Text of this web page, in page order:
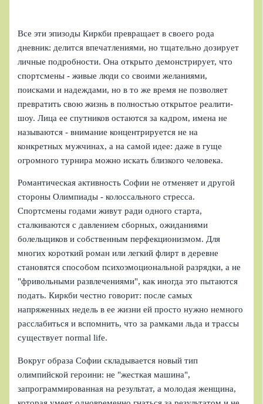
Все эти эпизоды Киркби превращает в своего рода
дневник: делится впечатлениями, но тщательно дозирует
личные подробности. Она открыто демонстрирует, что
спортсмены - живые люди со своими желаниями,
поисками и надеждами, но в то же время не позволяет
превратить свою жизнь в полностью открытое реалити-
шоу. Лица ее спутников остаются за кадром, имена не
называются - внимание концентрируется не на
конкретных мужчинах, а на самой идее: даже в гуще
огромного турнира можно искать близкого человека.
Романтическая активность Софии не отменяет и другой
стороны Олимпиады - колоссального стресса.
Спортсмены годами живут ради одного старта,
сталкиваются с давлением сборных, ожиданиями
болельщиков и собственным перфекционизмом. Для
многих короткий роман или легкий флирт в деревне
становятся способом психоэмоциональной разрядки, а не
"фривольными развлечениями", как иногда это пытаются
подать. Киркби честно говорит: после самых
напряженных недель в ее жизни ей просто нужно немного
расслабиться и вспомнить, что за рамками льда и трассы
существует normal life.
Вокруг образа Софии складывается новый тип
олимпийской героини: не "жесткая машина",
запрограммированная на результат, а молодая женщина,